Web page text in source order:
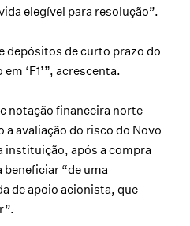
elegível para resolução”.
depósitos de curto prazo do
‘F1’”, acrescenta.
notação financeira norte-
avaliação do risco do Novo
instituição, após a compra
beneficiar “de uma
de apoio acionista, que